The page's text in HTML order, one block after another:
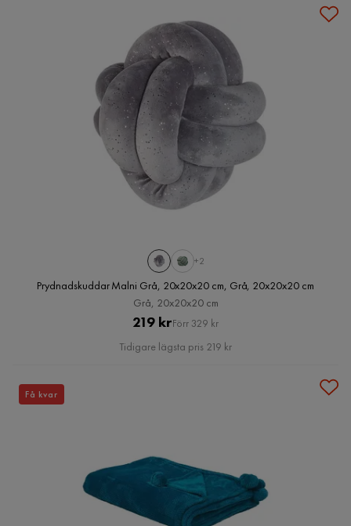
+2
Prydnadskuddar Malni Grå, 20x20x20 cm, Grå, 20x20x20 cm
Grå, 20x20x20 cm
Pris
219 krOriginal
Pris
Förr 329 kr
Tidigare lägsta pris 219 kr
Få kvar